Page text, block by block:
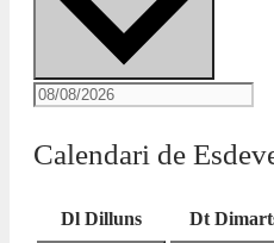
Calendari de
Dl Dilluns Dt